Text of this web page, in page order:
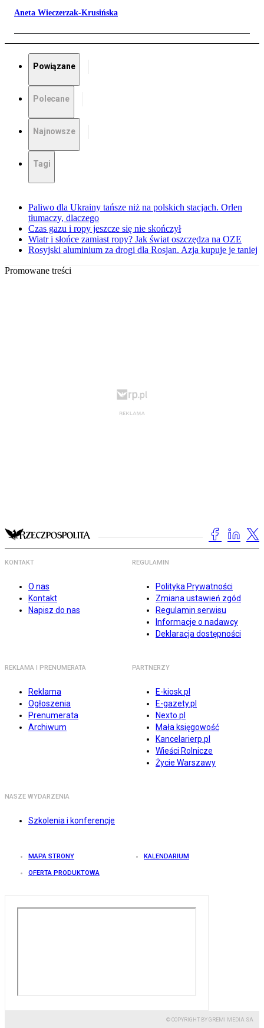
Aneta Wieczerzak-Krusińska
Powiązane
Polecane
Najnowsze
Tagi
Paliwo dla Ukrainy tańsze niż na polskich stacjach. Orlen
tłumaczy, dlaczego
Czas gazu i ropy jeszcze się nie skończył
Wiatr i słońce zamiast ropy? Jak świat oszczędza na OZE
Rosyjski aluminium za drogi dla Rosjan. Azja kupuje je taniej
Promowane treści
KONTAKT
O nas
Kontakt
Napisz do nas
REGULAMIN
Polityka Prywatności
Zmiana ustawień zgód
Regulamin serwisu
Informacje o nadawcy
Deklaracja dostępności
REKLAMA I PRENUMERATA
Reklama
Ogłoszenia
Prenumerata
Archiwum
PARTNERZY
E-kiosk.pl
E-gazety.pl
Nexto.pl
Mała księgowość
Kancelarierp.pl
Wieści Rolnicze
Życie Warszawy
NASZE WYDARZENIA
Szkolenia i konferencje
MAPA STRONY KALENDARIUM
OFERTA PRODUKTOWA
© COPYRIGHT BY GREMI MEDIA SA